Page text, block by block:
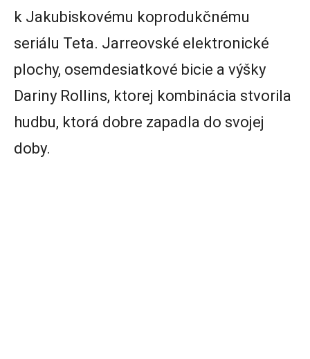
k Jakubiskovému koprodukčnému
seriálu Teta. Jarreovské elektronické
plochy, osemdesiatkové bicie a výšky
Dariny Rollins, ktorej kombinácia stvorila
hudbu, ktorá dobre zapadla do svojej
doby.